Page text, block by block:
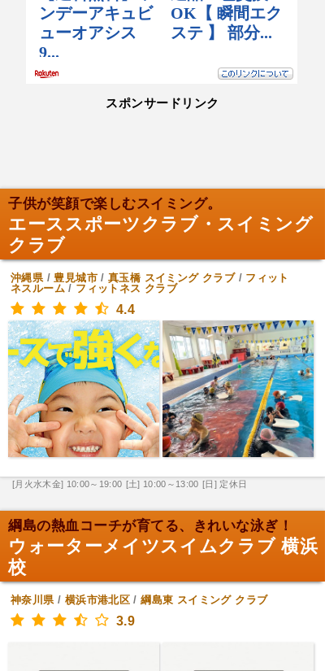
スポンサードリンク
子供が笑顔で楽しむスイミング。
エーススポーツクラブ・スイミング
クラブ
沖縄県/豊見城市/真玉橋 スイミング クラブ/ フィット
ネスルーム/ フィットネス クラブ
4.4
[月火水木金] 10:00～19:00 [土] 10:00～13:00 [日] 定休日
綱島の熱血コーチが育てる、きれいな泳ぎ！
ウォーターメイツスイムクラブ 横浜
校
神奈川県/ 横浜市港北区 /綱島東 スイミング クラブ
3.9